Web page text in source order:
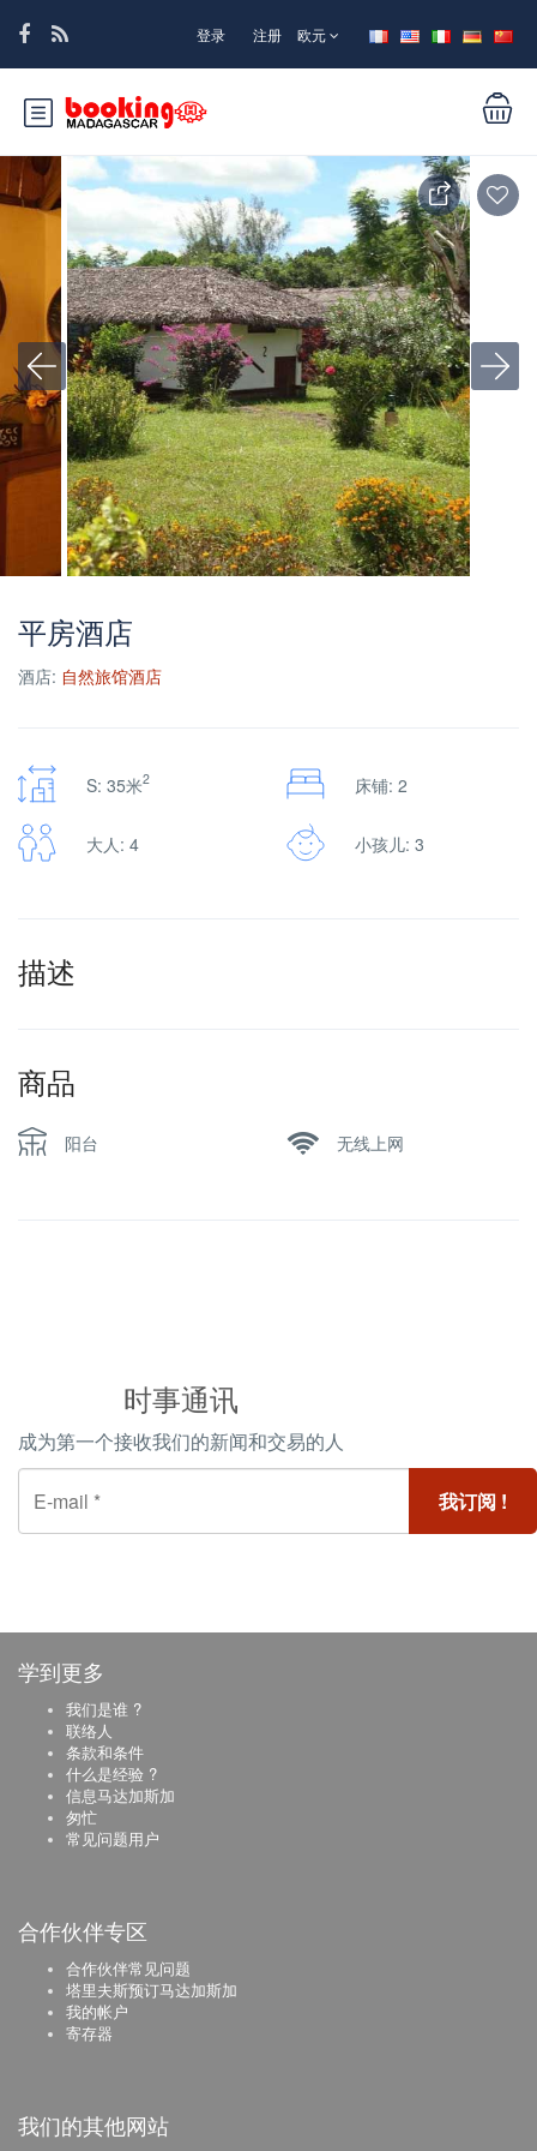
登录 注册 欧元
平房酒店
酒店: 自然旅馆酒店
S: 35米2 床铺: 2
大人: 4 小孩儿: 3
描述
商品
阳台 无线上网
时事通讯
成为第一个接收我们的新闻和交易的人
学到更多
我们是谁 ?
联络人
条款和条件
什么是经验 ?
信息马达加斯加
匆忙
常见问题用户
合作伙伴专区
合作伙伴常见问题
塔里夫斯预订马达加斯加
我的帐户
寄存器
我们的其他网站